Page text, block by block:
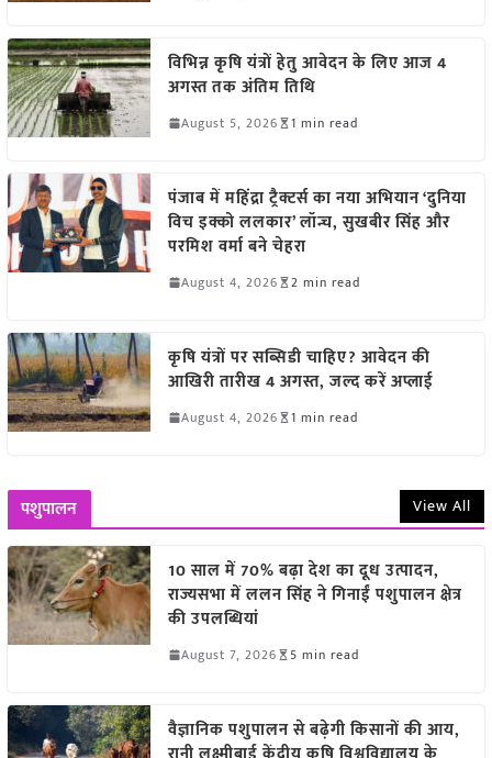
विभिन्न कृषि यंत्रों हेतु आवेदन के लिए आज 4
अगस्त तक अंतिम तिथि
August 5, 2026 1 min read
पंजाब में महिंद्रा ट्रैक्टर्स का नया अभियान ‘दुनिया
विच इक्को ललकार’ लॉन्च, सुखबीर सिंह और
परमिश वर्मा बने चेहरा
August 4, 2026 2 min read
कृषि यंत्रों पर सब्सिडी चाहिए? आवेदन की
आखिरी तारीख 4 अगस्त, जल्द करें अप्लाई
August 4, 2026 1 min read
पशुपालन View All
10 साल में 70% बढ़ा देश का दूध उत्पादन,
राज्यसभा में ललन सिंह ने गिनाईं पशुपालन क्षेत्र
की उपलब्धियां
August 7, 2026 5 min read
वैज्ञानिक पशुपालन से बढ़ेगी किसानों की आय,